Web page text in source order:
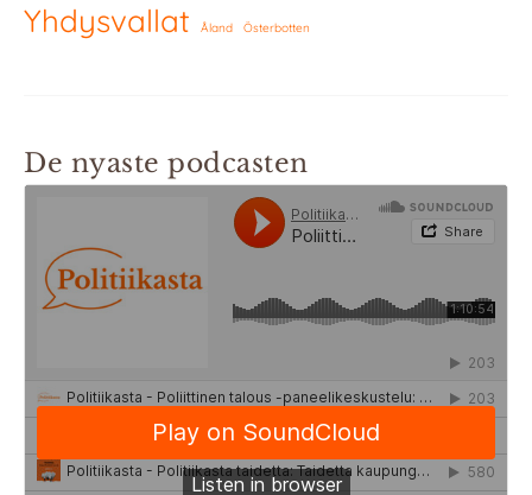
Yhdysvallat Åland Österbotten
De nyaste podcasten